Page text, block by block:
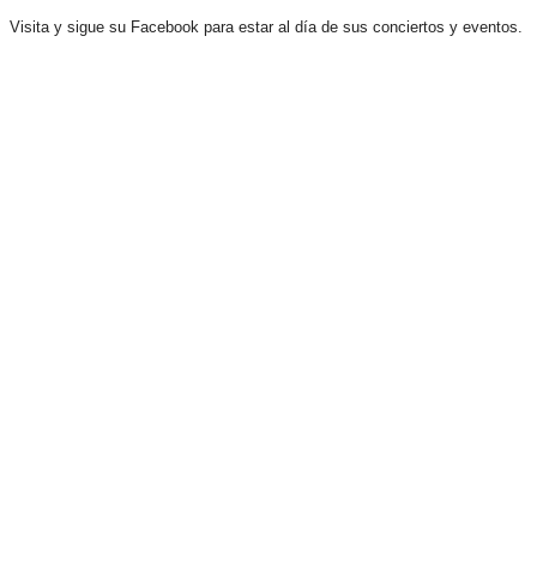
Visita y sigue su Facebook para estar al día de sus conciertos y eventos.